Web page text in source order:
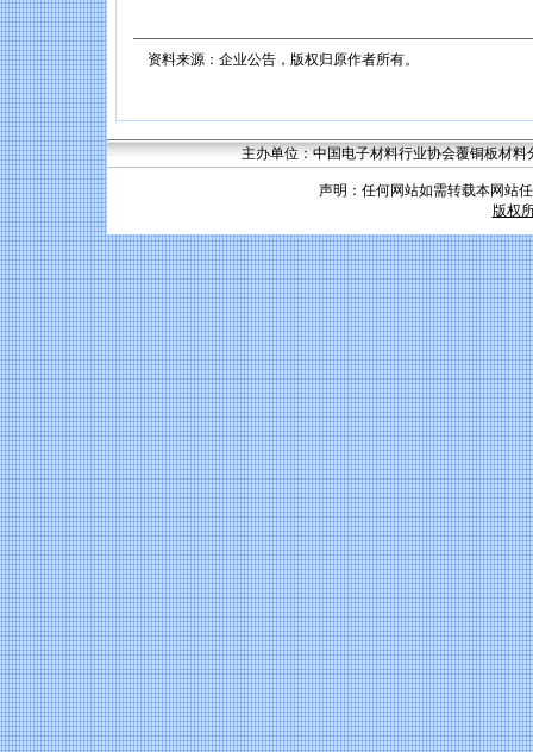
资料来源：企业公告，版权归原作者所有。
主办单位：中国电子材料行业协会覆铜板材
声明：任何网站如需转载本网站
版权